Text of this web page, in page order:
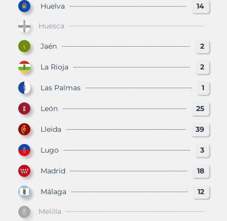
Huelva 14
Huesca
Jaén 2
La Rioja 2
Las Palmas 1
León 25
Lleida 39
Lugo 3
Madrid 18
Málaga 12
Melilla